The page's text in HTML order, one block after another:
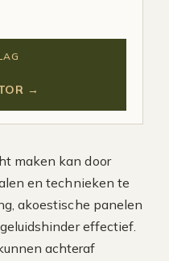
→
maken kan door
en technieken te
akoestische panelen
effectief.
achteraf